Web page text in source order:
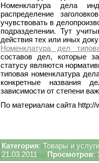
Номенклатура дела
распределение
учувствовать в
подразделении. Тут
действия тех или иных
Номенклатура дел
составов дел, которые
статусу являются
типовая номенклатура
конкретные названия
зависимости от степени
По материалам сайта
Категория: Товары и услуги
21.03.2011 Просмотров: